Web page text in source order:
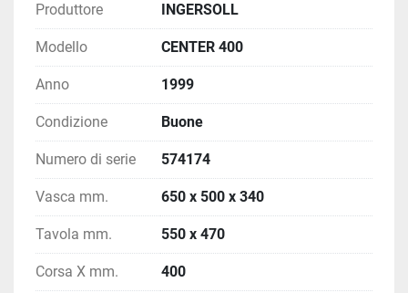
Produttore INGERSOLL
Modello CENTER 400
Anno 1999
Condizione Buone
Numero di serie 574174
Vasca mm. 650 x 500 x 340
Tavola mm. 550 x 470
Corsa X mm. 400